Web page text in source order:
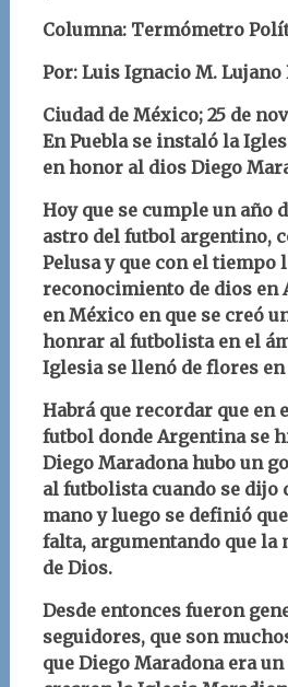
Columna: Termómetro
Por: Luis Ignacio M. Lujano
Ciudad de México; 25 de
En Puebla se instaló la
en honor al dios Diego
Hoy que se cumple un año
astro del futbol argentino,
Pelusa y que con el tiempo
reconocimiento de dios en
en México en que se creó
honrar al futbolista en el
Iglesia se llenó de flores en
Habrá que recordar que en
futbol donde Argentina se
Diego Maradona hubo un
al futbolista cuando se dijo
mano y luego se definió
falta, argumentando que la
de Dios.
Desde entonces fueron
seguidores, que son
que Diego Maradona era